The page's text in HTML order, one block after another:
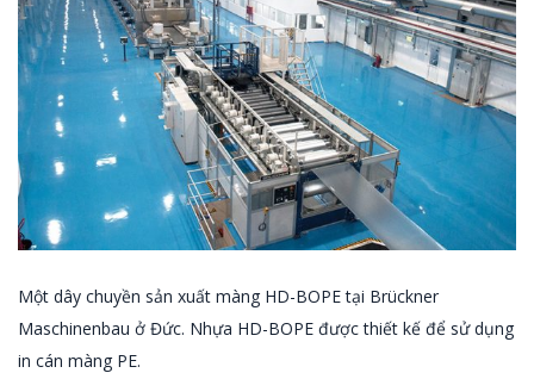
Một dây chuyền sản xuất màng HD-BOPE tại Brückner
Maschinenbau ở Đức. Nhựa HD-BOPE được thiết kế để sử dụng
in cán màng PE.